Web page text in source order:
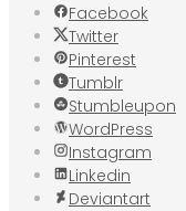
Facebook
Twitter
Pinterest
Tumblr
Stumbleupon
WordPress
Instagram
Linkedin
Deviantart